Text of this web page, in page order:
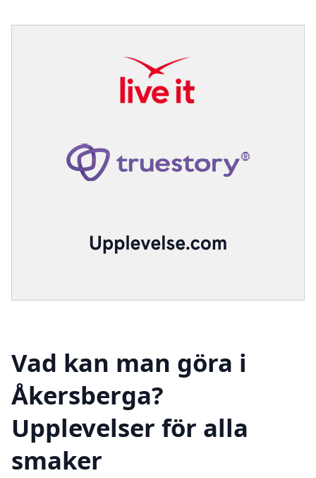
Vad kan man göra i
Åkersberga?
Upplevelser för alla
smaker